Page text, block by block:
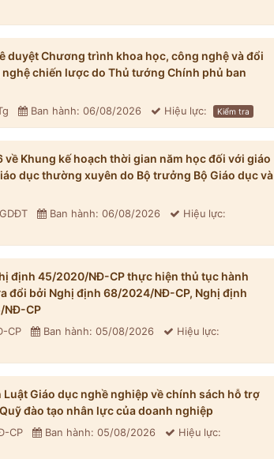
duyệt Chương trình khoa học, công nghệ và đổi
chiến lược do Thủ tướng Chính phủ ban
Ban hành: 06/08/2026 Hiệu lực: Kiểm tra
Khung kế hoạch thời gian năm học đối với giáo
dục thường xuyên do Bộ trưởng Bộ Giáo dục và
Ban hành: 06/08/2026 Hiệu lực:
định 45/2020/NĐ-CP thực hiện thủ tục hành
đổi bởi Nghị định 68/2024/NĐ-CP, Nghị định
NĐ-CP
CP Ban hành: 05/08/2026 Hiệu lực:
Giáo dục nghề nghiệp về chính sách hỗ trợ
đào tạo nhân lực của doanh nghiệp
CP Ban hành: 05/08/2026 Hiệu lực: